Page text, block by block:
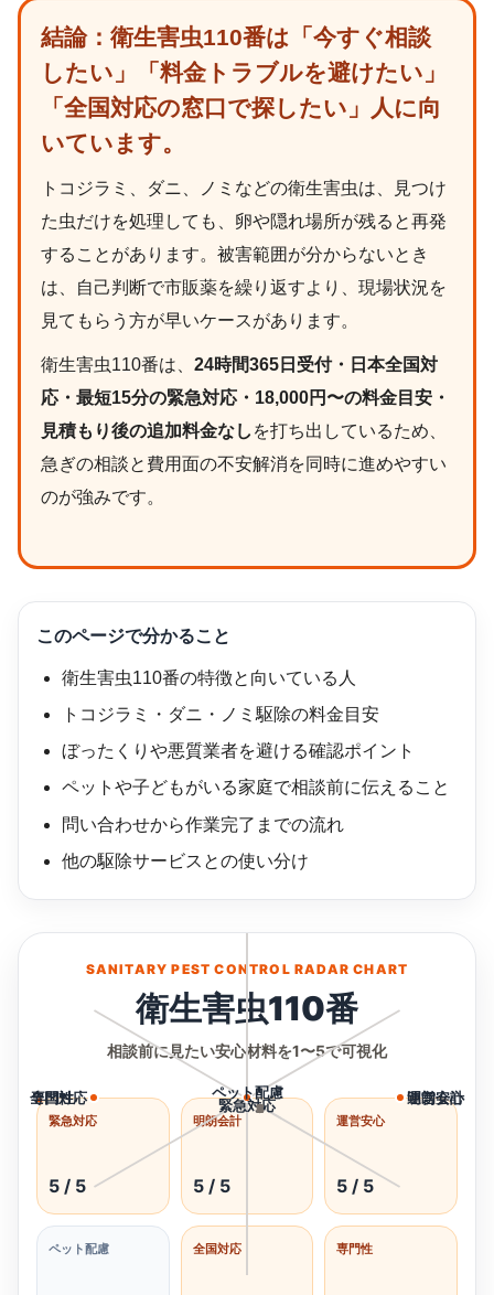
結論：衛生害虫110番は「今すぐ相談
したい」「料金トラブルを避けたい」
「全国対応の窓口で探したい」人に向
いています。
トコジラミ、ダニ、ノミなどの衛生害虫は、見つけ
た虫だけを処理しても、卵や隠れ場所が残ると再発
することがあります。被害範囲が分からないとき
は、自己判断で市販薬を繰り返すより、現場状況を
見てもらう方が早いケースがあります。
衛生害虫110番は、 24時間365日受付・日本全国対
応・最短15分の緊急対応・18,000円〜の料金目安・
見積もり後の追加料金なし を打ち出しているため、
急ぎの相談と費用面の不安解消を同時に進めやすい
のが強みです。
このページで分かること
衛生害虫110番の特徴と向いている人
トコジラミ・ダニ・ノミ駆除の料金目安
ぼったくりや悪質業者を避ける確認ポイント
ペットや子どもがいる家庭で相談前に伝えること
問い合わせから作業完了までの流れ
他の駆除サービスとの使い分け
SANITARY PEST CONTROL RADAR CHART
衛生害虫110番
相談前に見たい安心材料を1〜5で可視化
緊急対応 明朗会計
運営安心
ペット配慮
全国対応
専門性
1
2
3
4
5
緊急対応
5 / 5
明朗会計
5 / 5
運営安心
5 / 5
ペット配慮 全国対応 専門性